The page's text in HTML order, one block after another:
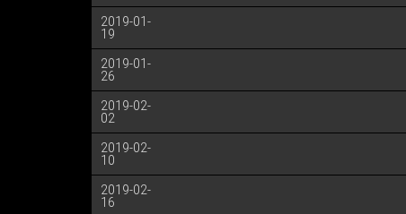
2019-01-
19
2019-01-
26
2019-02-
02
2019-02-
10
2019-02-
16